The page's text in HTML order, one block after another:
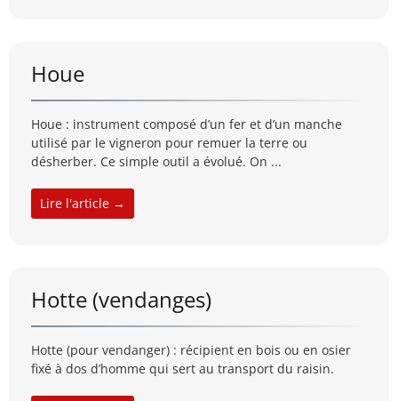
Houe
Houe : instrument composé d’un fer et d’un manche
utilisé par le vigneron pour remuer la terre ou
désherber. Ce simple outil a évolué. On ...
Lire l'article →
Hotte (vendanges)
Hotte (pour vendanger) : récipient en bois ou en osier
fixé à dos d’homme qui sert au transport du raisin.